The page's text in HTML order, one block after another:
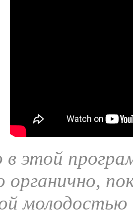
этой
органично,
молодостью